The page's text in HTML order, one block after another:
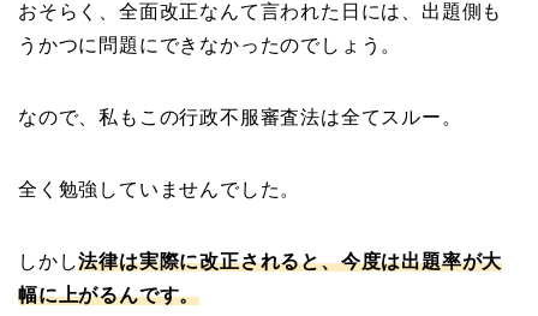
おそらく、全面改正なんて言われた日には、出題側も
うかつに問題にできなかったのでしょう。
なので、私もこの行政不服審査法は全てスルー。
全く勉強していませんでした。
しかし法律は実際に改正されると、今度は出題率が大
幅に上がるんです。